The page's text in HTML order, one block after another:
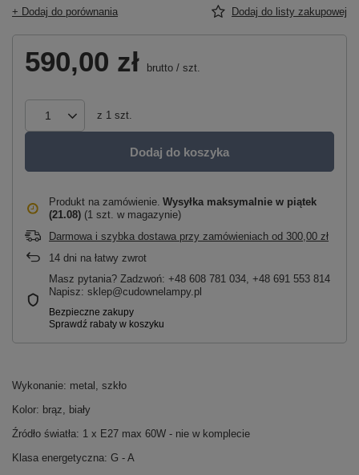
+ Dodaj do porównania Dodaj do listy zakupowej
590,00 zł brutto / szt.
z 1 szt.
Dodaj do koszyka
Produkt na zamówienie Wysyłka maksymalnie w piątek
(21.08) (1 szt. w magazynie)
Darmowa i szybka dostawa przy zamówieniach od 300,00 zł
14 dni na łatwy zwrot
Masz pytania? Zadzwoń: +48 608 781 034, +48 691 553 814
Napisz: sklep@cudownelampy.pl
Wykonanie: metal, szkło
Kolor: brąz, biały
Źródło światła: 1 x E27 max 60W - nie w komplecie
Klasa energetyczna: G - A